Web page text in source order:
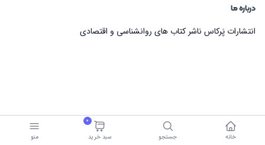
خانه جستجو
0
سبد خرید منو
درباره ما
انتشارات پَرکاس ناشر کتاب های روانشناسی و اقتصادی